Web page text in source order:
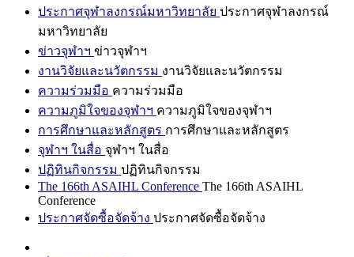
ประกาศจุฬาลงกรณ์มหาวิทยาลัย ประกาศจุฬาลงกรณ์
มหาวิทยาลัย
ข่าวจุฬาฯ ข่าวจุฬาฯ
งานวิจัยและนวัตกรรม งานวิจัยและนวัตกรรม
ความร่วมมือ ความร่วมมือ
ความภูมิใจของจุฬาฯ ความภูมิใจของจุฬาฯ
การศึกษาและหลักสูตร การศึกษาและหลักสูตร
จุฬาฯ ในสื่อ จุฬาฯ ในสื่อ
ปฏิทินกิจกรรม ปฏิทินกิจกรรม
The 166th ASAIHL Conference The 166th ASAIHL
Conference
ประกาศจัดซื้อจัดจ้าง ประกาศจัดซื้อจัดจ้าง